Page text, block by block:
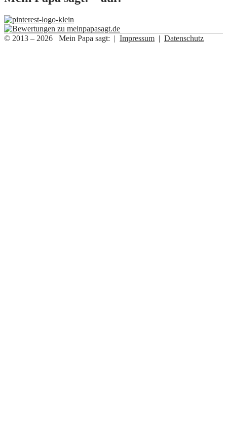
© 2013 – 2026 Mein Papa sagt: | Impressum | Datenschutz